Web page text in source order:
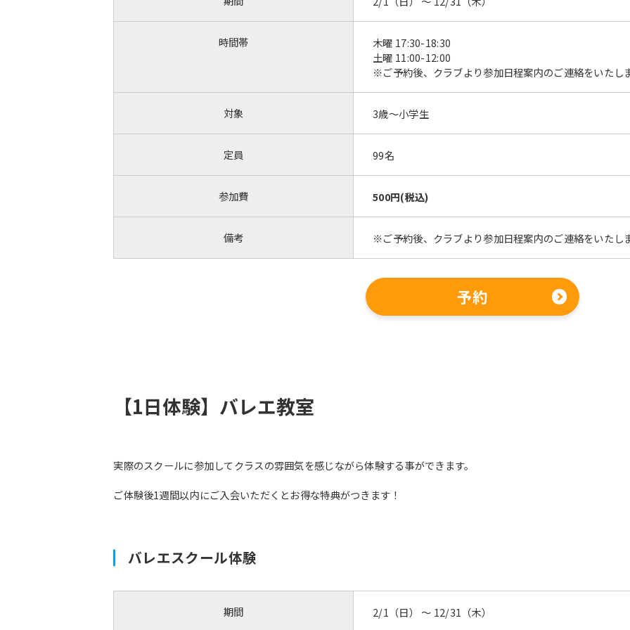
時間帯
木曜 17:30-18:30
土曜 11:00-12:00
※ご予約後、クラブより参加日程案内のご連絡をいたしま
対象 3歳～小学生
定員 99名
参加費 500円(税込)
備考 ※ご予約後、クラブより参加日程案内のご連絡をいたしま
予約
【1日体験】バレエ教室
実際のスクールに参加してクラスの雰囲気を感じながら体験する事ができます。
ご体験後1週間以内にご入会いただくとお得な特典がつきます！
バレエスクール体験
期間 2/1（日） 〜 12/31（木）